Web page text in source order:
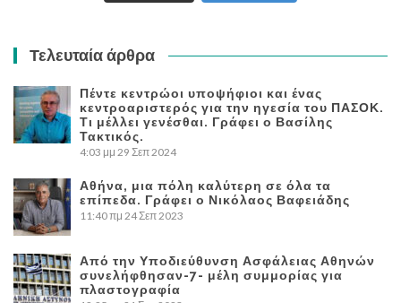
Τελευταία άρθρα
Πέντε κεντρώοι υποψήφιοι και ένας
κεντροαριστερός για την ηγεσία του ΠΑΣΟΚ.
Τι μέλλει γενέσθαι. Γράφει ο Βασίλης
Τακτικός.
4:03 μμ 29 Σεπ 2024
Αθήνα, μια πόλη καλύτερη σε όλα τα
επίπεδα. Γράφει ο Νικόλαος Βαφειάδης
11:40 πμ 24 Σεπ 2023
Από την Υποδιεύθυνση Ασφάλειας Αθηνών
συνελήφθησαν-7- μέλη συμμορίας για
πλαστογραφία